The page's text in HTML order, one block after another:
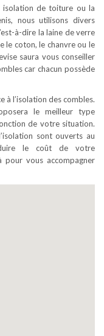
isolation de toiture ou la
nous utilisons divers
à-dire la laine de verre
le coton, le chanvre ou le
saura vous conseiller
car chacun possède
à l’isolation des combles.
le meilleur type
de votre situation.
sont ouverts au
le coût de votre
pour vous accompagner